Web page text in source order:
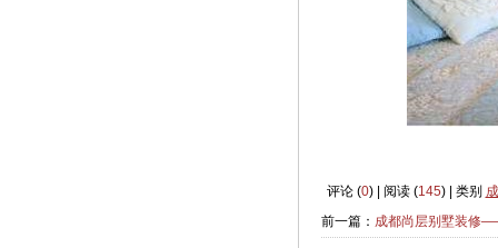
评论 (0) | 阅读 (145) | 类别
前一篇： 成都尚层别墅装修